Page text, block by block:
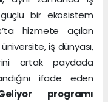
bir ekosistem
hizmete açılan
iş dünyası,
ortak paydada
ifade eden
programı